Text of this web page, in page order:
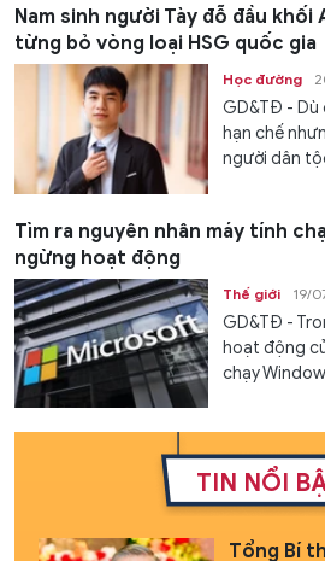
Nam sinh người Tày đỗ đầu khối
từng bỏ vòng loại HSG quốc gia
Học đường
GD&TĐ - Dù
hạn chế
người dân
Tìm ra nguyên nhân máy tính
ngừng hoạt động
Thế giới 19/
GD&TĐ -
hoạt động
chạy
TIN NỔI
Tổng Bí